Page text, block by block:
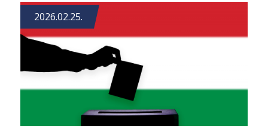
2026.02.25.